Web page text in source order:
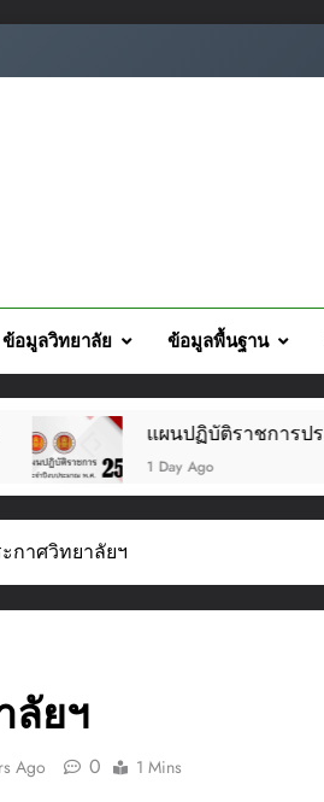
ข้อมูลวิทยาลัย ข้อมูลพื้นฐาน
แผนปฏิบัติราชการประจำปี 2569
1 Day Ago
กาศวิทยาลัยฯ
ลัยฯ
Ago 0 1 Mins